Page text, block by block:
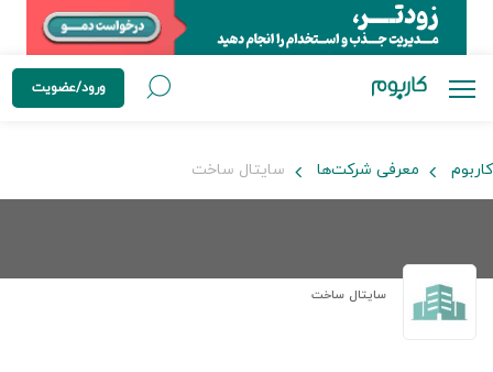
ورود/عضویت
کاربوم معرفی شرکت‌ها سایتال ساخت
سایتال ساخت